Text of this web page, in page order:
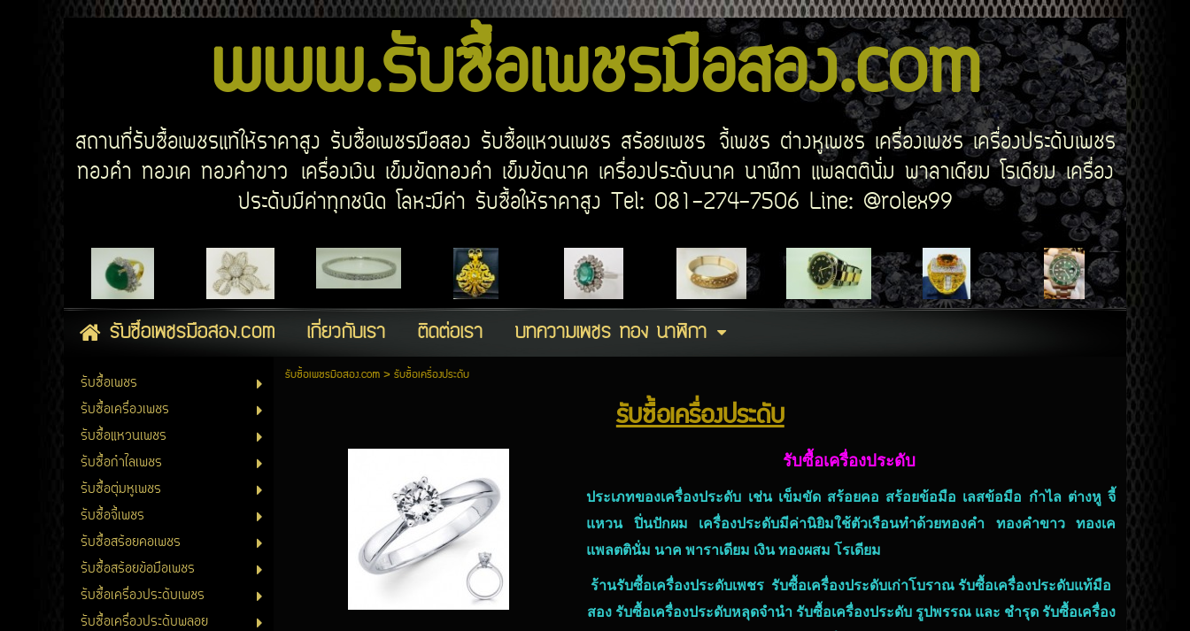
www.รับซื้อเพชรมือสอง.com
สถานที่รับซื้อเพชรแท้ให้ราคาสูง รับซื้อเพชรมือสอง รับซื้อแหวนเพชร สร้อยเพชร จี้เพชร ต่างหูเพชร เครื่องเพชร เครื่องประดับเพชร
ทองคำ ทองเค ทองคำขาว เครื่องเงิน เข็มขัดทองคำ เข็มขัดนาค เครื่องประดับนาค นาฬิกา แพลตตินั่ม พาลาเดียม โรเดียม เครื่อง
ประดับมีค่าทุกชนิด โลหะมีค่า รับซื้อให้ราคาสูง Tel: 081-274-7506 Line: @rolex99
รับซื้อเพชรมือสอง.com เกี่ยวกับเรา ติดต่อเรา บทความเพชร ทอง นาฬิกา
รับซื้อเพชร
รับซื้อเครื่องเพชร
รับซื้อแหวนเพชร
รับซื้อกำไลเพชร
รับซื้อตุ่มหูเพชร
รับซื้อจี้เพชร
รับซื้อสร้อยคอเพชร
รับซื้อสร้อยข้อมือเพชร
รับซื้อเครื่องประดับเพชร
รับซื้อเครื่องประดับพลอย
รับซื้อเพชรมือสอง.com> รับซื้อเครื่องประดับ
รับซื้อเครื่องประดับ
รับซื้อเครื่องประดับ
ประเภทของเครื่องประดับ เช่น เข็มขัด สร้อยคอ สร้อยข้อมือ เลสข้อมือ กำไล ต่างหู จี้
แหวน ปิ่นปักผม เครื่องประดับมีค่านิยิมใช้ตัวเรือนทำด้วยทองคำ ทองคำขาว ทองเค
แพลตตินั่ม นาค พาราเดียม เงิน ทองผสม โรเดียม
ร้านรับซื้อเครื่องประดับเพชร รับซื้อเครื่องประดับเก่าโบราณ รับซื้อเครื่องประดับแท้มือ
สอง รับซื้อเครื่องประดับหลุดจำนำ รับซื้อเครื่องประดับ รูปพรรณ และ ชำรุด รับซื้อเครื่อง